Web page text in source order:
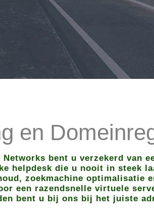
en
bent u verzekerd van
helpdesk die u nooit in steek
zoekmachine optimalisatie
een razendsnelle virtuele
bent u bij ons bij het juiste